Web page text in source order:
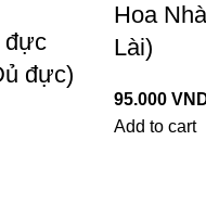
đực
đực)
Hoa
Lài)
95.000
Add to cart